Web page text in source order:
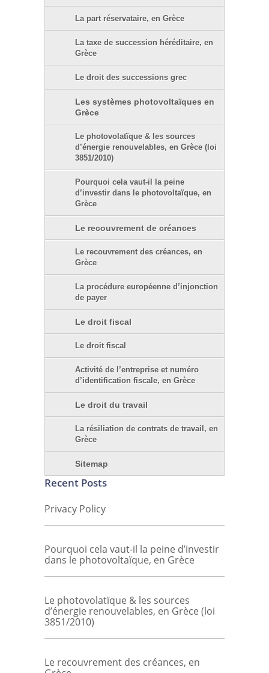
La part réservataire, en Grèce
La taxe de succession héréditaire, en
Grèce
Le droit des successions grec
Les systèmes photovoltaïques en
Grèce
Le photovolatïque & les sources
d’énergie renouvelables, en Grèce (loi
3851/2010)
Pourquoi cela vaut-il la peine
d’investir dans le photovoltaïque, en
Grèce
Le recouvrement de créances
Le recouvrement des créances, en
Grèce
La procédure européenne d’injonction
de payer
Le droit fiscal
Le droit fiscal
Activité de l’entreprise et numéro
d’identification fiscale, en Grèce
Le droit du travail
La résiliation de contrats de travail, en
Grèce
Sitemap
Recent Posts
Privacy Policy
Pourquoi cela vaut-il la peine d’investir
dans le photovoltaïque, en Grèce
Le photovolatïque & les sources
d’énergie renouvelables, en Grèce (loi
3851/2010)
Le recouvrement des créances, en